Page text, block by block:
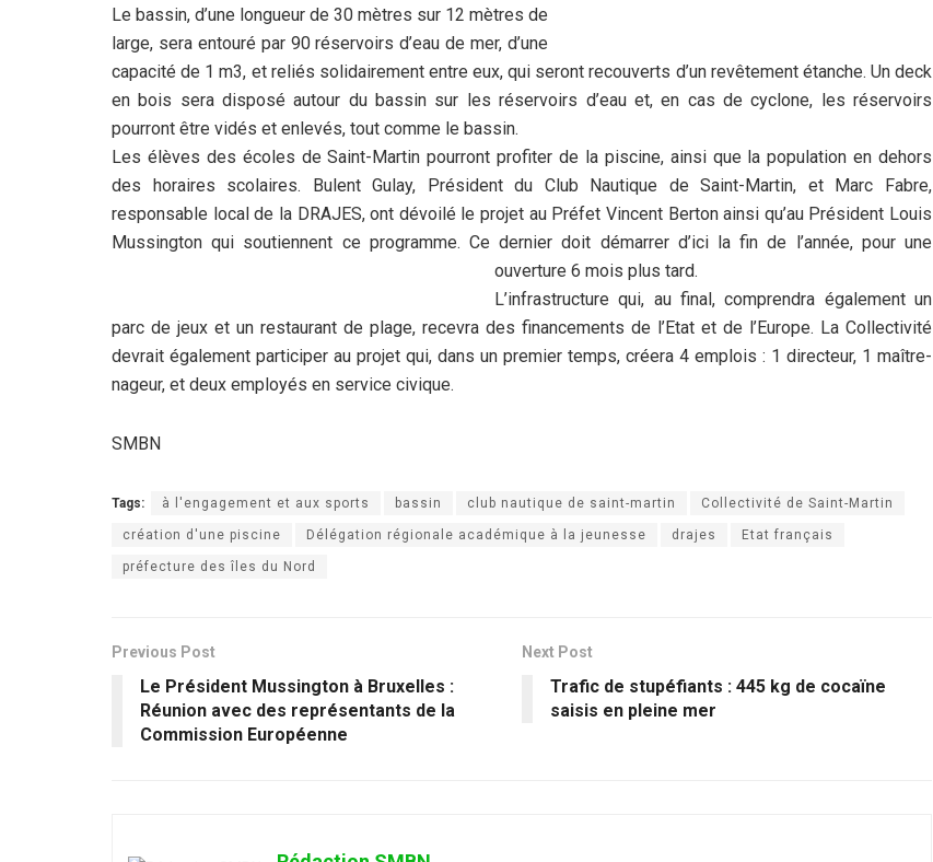
Le bassin, d’une longueur de 30 mètres sur 12 mètres de
large, sera entouré par 90 réservoirs d’eau de mer, d’une
capacité de 1 m3, et reliés solidairement entre eux, qui seront recouverts d’un revêtement étanche. Un deck
en bois sera disposé autour du bassin sur les réservoirs d’eau et, en cas de cyclone, les réservoirs
pourront être vidés et enlevés, tout comme le bassin.
Les élèves des écoles de Saint-Martin pourront profiter de la piscine, ainsi que la population en dehors
des horaires scolaires. Bulent Gulay, Président du Club Nautique de Saint-Martin, et Marc Fabre,
responsable local de la DRAJES, ont dévoilé le projet au Préfet Vincent Berton ainsi qu’au Président Louis
Mussington qui soutiennent ce programme. Ce dernier doit démarrer d’ici la fin de l’année, pour une
ouverture 6 mois plus tard.
L’infrastructure qui, au final, comprendra également un
parc de jeux et un restaurant de plage, recevra des financements de l’Etat et de l’Europe. La Collectivité
devrait également participer au projet qui, dans un premier temps, créera 4 emplois : 1 directeur, 1 maître-
nageur, et deux employés en service civique.
SMBN
Tags: à l'engagement et aux sports bassin club nautique de saint-martin Collectivité de Saint-Martin
création d'une piscine Délégation régionale académique à la jeunesse drajes Etat français
préfecture des îles du Nord
Previous Post
Le Président Mussington à Bruxelles :
Réunion avec des représentants de la
Commission Européenne
Next Post
Trafic de stupéfiants : 445 kg de cocaïne
saisis en pleine mer